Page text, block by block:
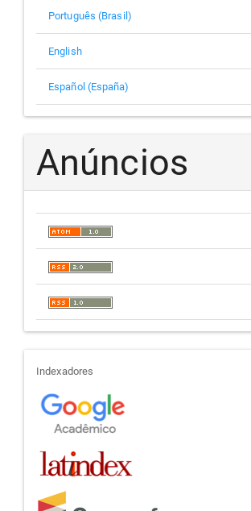
Português (Brasil)
English
Español (España)
Anúncios
indexadores
Indexadores